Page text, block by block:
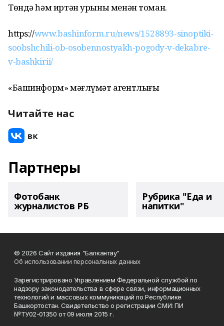
Төндә һәм иртән урыны менән томан.
https://www.bashinform.ru/news/1528893-sinoptiki-
soobshchili-ob-osobennostyakh-pogody-v-dekabre-
v-bashkirii/
«Башинформ» мәғлүмәт агентлығы
Читайте нас
Партнеры
Фотобанк
журналистов РБ
Рубрика "Еда и
напитки"
© 2026 Сайт издания "Балкантау"
Об использовании персональных данных
Зарегистрировано Управлением Федеральной службой по
надзору законодательства в сфере связи, информационных
технологий и массовых коммуникаций по Республике
Башкортостан. Свидетельство о регистрации СМИ: ПИ
№ТУ02-01350 от 09 июля 2015 г.